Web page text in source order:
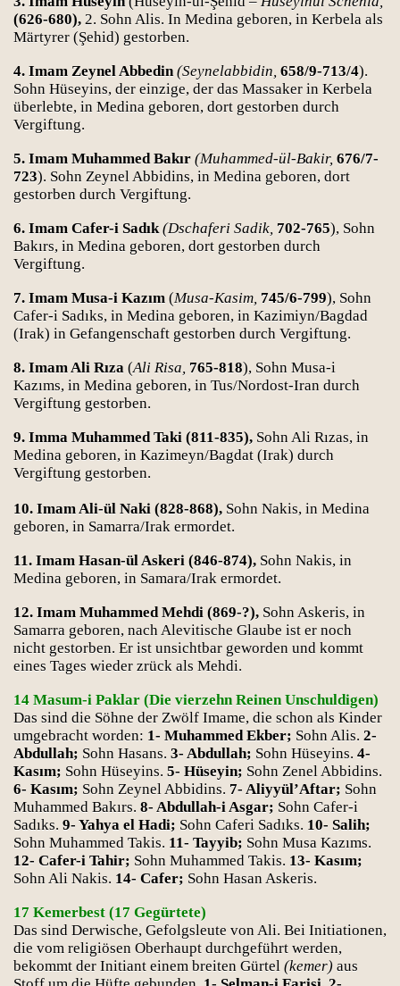
(626-680), 2. Sohn Alis. In Medina geboren, in Kerbela als
Märtyrer (Şehid) gestorben.
4. Imam Zeynel Abbedin(Seynelabbidin, 658/9-713/4).
Sohn Hüseyins, der einzige, der das Massaker in Kerbela
überlebte, in Medina geboren, dort gestorben durch
Vergiftung.
5. Imam Muhammed Bakır (Muhammed-ül-Bakir, 676/7-
723). Sohn Zeynel Abbidins, in Medina geboren, dort
gestorben durch Vergiftung.
6. Imam Cafer-i Sadık (Dschaferi Sadik, 702-765), Sohn
Bakırs, in Medina geboren, dort gestorben durch
Vergiftung.
7. Imam Musa-i Kazım (Musa-Kasim, 745/6-799), Sohn
Cafer-i Sadıks, in Medina geboren, in Kazimiyn/Bagdad
(Irak) in Gefangenschaft gestorben durch Vergiftung.
8. Imam Ali Rıza (Ali Risa, 765-818), Sohn Musa-i
Kazıms, in Medina geboren, in Tus/Nordost-Iran durch
Vergiftung gestorben.
9. Imma Muhammed Taki (811-835), Sohn Ali Rızas, in
Medina geboren, in Kazimeyn/Bagdat (Irak) durch
Vergiftung gestorben.
10. Imam Ali-ül Naki (828-868), Sohn Nakis, in Medina
geboren, in Samarra/Irak ermordet.
11. Imam Hasan-ül Askeri (846-874), Sohn Nakis, in
Medina geboren, in Samara/Irak ermordet.
12. Imam Muhammed Mehdi (869-?), Sohn Askeris, in
Samarra geboren, nach Alevitische Glaube ist er noch
nicht gestorben. Er ist unsichtbar geworden und kommt
eines Tages wieder zrück als Mehdi.
14 Masum-i Paklar (Die vierzehn Reinen Unschuldigen)
Das sind die Söhne der Zwölf Imame, die schon als Kinder
umgebracht worden: 1- Muhammed Ekber; Sohn Alis. 2-
Abdullah; Sohn Hasans. 3- Abdullah; Sohn Hüseyins. 4-
Kasım; Sohn Hüseyins. 5- Hüseyin; Sohn Zenel Abbidins.
6- Kasım; Sohn Zeynel Abbidins. 7- Aliyyül’Aftar; Sohn
Muhammed Bakırs. 8- Abdullah-i Asgar; Sohn Cafer-i
Sadıks. 9- Yahya el Hadi; Sohn Caferi Sadıks. 10- Salih;
Sohn Muhammed Takis. 11- Tayyib; Sohn Musa Kazıms.
12- Cafer-i Tahir; Sohn Muhammed Takis. 13- Kasım;
Sohn Ali Nakis. 14- Cafer; Sohn Hasan Askeris.
17 Kemerbest (17 Gegürtete)
Das sind Derwische, Gefolgsleute von Ali. Bei Initiationen,
die vom religiösen Oberhaupt durchgeführt werden,
bekommt der Initiant einem breiten Gürtel (kemer) aus